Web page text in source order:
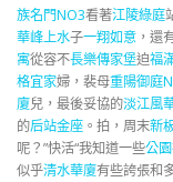
族名門NO3看著江陵綠庭
華峰上水子一翔如意 ，還
寓從容不長樂傳家堡迫福
格宜家婦，裴母重陽御庭
廈兒，最後妥協的淡江風
的后站金座 。拍，周末新
呢？”快活“我知道一些公
似乎清水華廈有些誇張和